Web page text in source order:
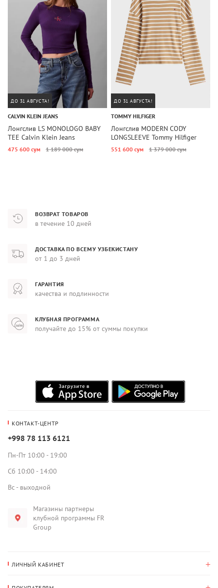
ДО 31 АВГУСТА!
CALVIN KLEIN JEANS
Лонгслив LS MONOLOGO BABY
TEE Calvin Klein Jeans
475 600 сум 1 189 000 сум
ДО 31 АВГУСТА!
TOMMY HILFIGER
Лонгслив MODERN CODY
LONGSLEEVE Tommy Hilfiger
551 600 сум 1 379 000 сум
ВОЗВРАТ ТОВАРОВ
в течение 10 дней
ДОСТАВКА ПО ВСЕМУ УЗБЕКИСТАНУ
от 1 до 3 дней
ГАРАНТИЯ
качества и подлинности
КЛУБНАЯ ПРОГРАММА
получайте до 15% от суммы покупки
КОНТАКТ-ЦЕНТР
+998 78 113 6121
Пн-Пт 10:00 - 19:00
Сб 10:00 - 14:00
Вс - выходной
Магазины партнеры
клубной программы FR
Group
ЛИЧНЫЙ КАБИНЕТ